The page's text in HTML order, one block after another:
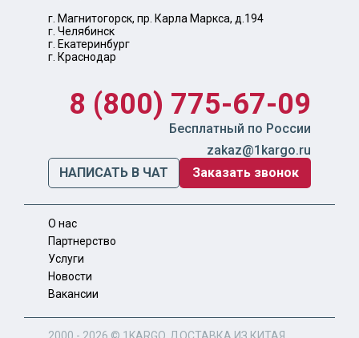
г. Магнитогорск, пр. Карла Маркса, д.194
г. Челябинск
г. Екатеринбург
г. Краснодар
8 (800) 775-67-09
Бесплатный по России
zakaz@1kargo.ru
НАПИСАТЬ В ЧАТ
Заказать звонок
О нас
Партнерство
Услуги
Новости
Вакансии